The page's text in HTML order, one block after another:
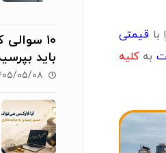
قیمتی
بهکلیه
۱۰
باید
۱۴۰۵/۰۵/